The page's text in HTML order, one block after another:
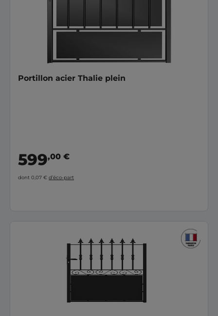
Portillon acier Thalie plein
599,00 €
dont 0,07 € d’éco-part